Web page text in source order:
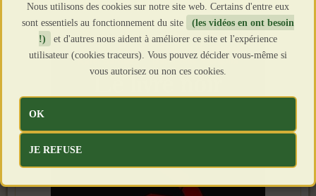
Nous utilisons des cookies sur notre site web. Certains d'entre eux
sont essentiels au fonctionnement du site
(les vidéos en ont besoin
!)
et d'autres nous aident à améliorer ce site et l'expérience
utilisateur (cookies traceurs). Vous pouvez décider vous-même si
vous autorisez ou non ces cookies.
OK
JE REFUSE